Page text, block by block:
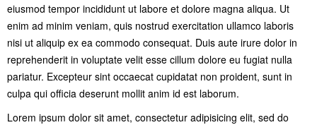
eiusmod tempor incididunt ut labore et dolore magna aliqua. Ut
enim ad minim veniam, quis nostrud exercitation ullamco laboris
nisi ut aliquip ex ea commodo consequat. Duis aute irure dolor in
reprehenderit in voluptate velit esse cillum dolore eu fugiat nulla
pariatur. Excepteur sint occaecat cupidatat non proident, sunt in
culpa qui officia deserunt mollit anim id est laborum.
Lorem ipsum dolor sit amet, consectetur adipisicing elit, sed do